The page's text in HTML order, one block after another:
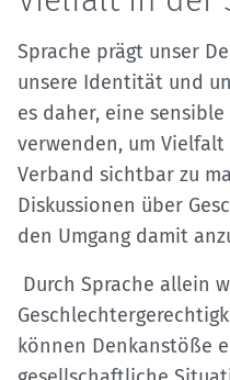
Sprache prägt unser
unsere Identität und
es daher, eine
verwenden, um
Verband sichtbar zu
Diskussionen über
den Umgang damit
Durch Sprache allein
können Denkanstöße